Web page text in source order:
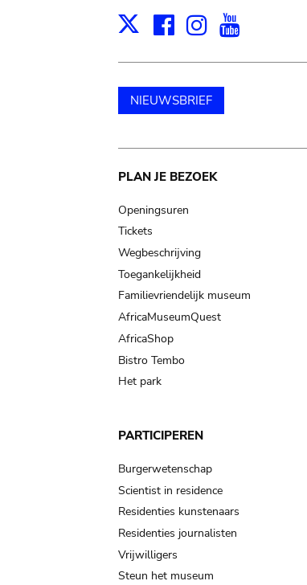
X Facebook
Instagram
NIEUWSBRIEF
Main
navigation
PLAN JE BEZOEK
Openingsuren
Tickets
Wegbeschrijving
Toegankelijkheid
Familievriendelijk museum
AfricaMuseumQuest
AfricaShop
Bistro Tembo
Het park
PARTICIPEREN
Burgerwetenschap
Scientist in residence
Residenties kunstenaars
Residenties journalisten
Vrijwilligers
Steun het museum